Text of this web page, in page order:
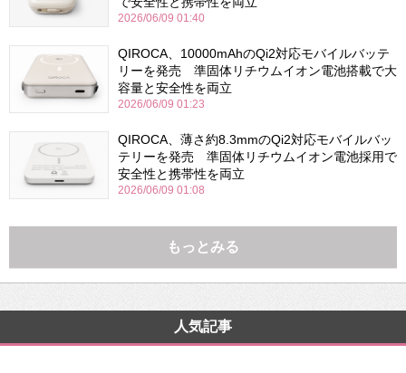
2026/06/09 01:40
QIROCA、10000mAhのQi2対応モバイルバッテ
リーを発売 準固体リチウムイオン電池搭載で大
容量と安全性を両立
2026/06/09 01:23
QIROCA、薄さ約8.3mmのQi2対応モバイルバッ
テリーを発売 準固体リチウムイオン電池採用で
安全性と携帯性を両立
2026/06/09 01:08
もっとみる
人気記事